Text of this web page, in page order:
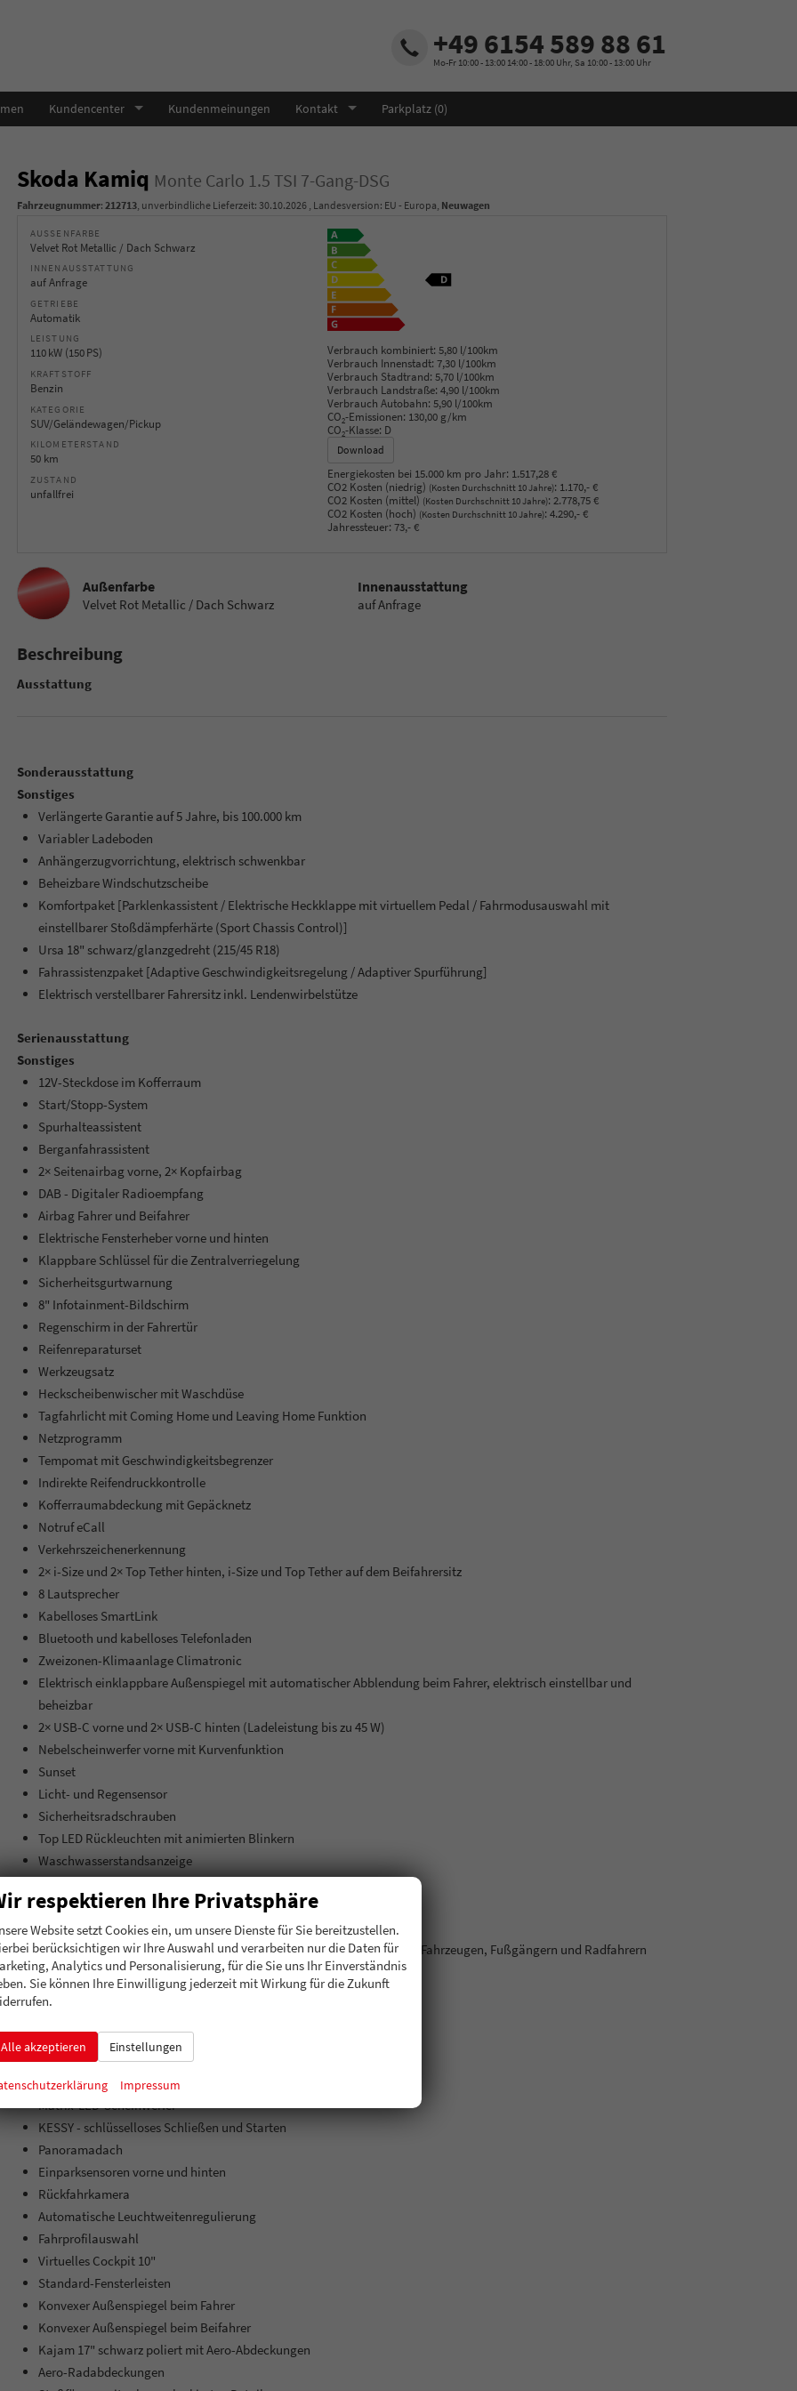
+49 6154 589 88 61
Mo-Fr 10:00 - 13:00 14:00 - 18:00 Uhr, Sa 10:00 - 13:00 Uhr
Kundencenter Kundenmeinungen Kontakt Parkplatz (0)
Skoda Kamiq Monte Carlo 1.5 TSI 7-Gang-DSG
Fahrzeugnummer: 212713, unverbindliche Lieferzeit: 30.10.2026, Landesversion: EU - Europa, Neuwagen
AUSSENFARBE
Velvet Rot Metallic / Dach Schwarz
INNENAUSSTATTUNG
auf Anfrage
GETRIEBE
Automatik
LEISTUNG
110 kW (150 PS)
KRAFTSTOFF
Benzin
KATEGORIE
SUV/Geländewagen/Pickup
KILOMETERSTAND
50 km
ZUSTAND
unfallfrei
Verbrauch kombiniert: 5,80 l/100km
Verbrauch Innenstadt: 7,30 l/100km
Verbrauch Stadtrand: 5,70 l/100km
Verbrauch Landstraße: 4,90 l/100km
Verbrauch Autobahn: 5,90 l/100km
CO2-Emissionen: 130,00 g/km
CO2-Klasse: D
Download
Energiekosten bei 15.000 km pro Jahr: 1.517,28 €
CO2 Kosten (niedrig) (Kosten Durchschnitt 10 Jahre): 1.170,- €
CO2 Kosten (mittel) (Kosten Durchschnitt 10 Jahre): 2.778,75 €
CO2 Kosten (hoch) (Kosten Durchschnitt 10 Jahre): 4.290,- €
Jahressteuer: 73,- €
Außenfarbe
Velvet Rot Metallic / Dach Schwarz
Innenausstattung
auf Anfrage
Beschreibung
Ausstattung
Sonderausstattung
Sonstiges
Verlängerte Garantie auf 5 Jahre, bis 100.000 km
Variabler Ladeboden
Anhängerzugvorrichtung, elektrisch schwenkbar
Beheizbare Windschutzscheibe
Komfortpaket [Parklenkassistent / Elektrische Heckklappe mit virtuellem Pedal / Fahrmodusauswahl mit
einstellbarer Stoßdämpferhärte (Sport Chassis Control)]
Ursa 18" schwarz/glanzgedreht (215/45 R18)
Fahrassistenzpaket [Adaptive Geschwindigkeitsregelung / Adaptiver Spurführung]
Elektrisch verstellbarer Fahrersitz inkl. Lendenwirbelstütze
Serienausstattung
Sonstiges
12V-Steckdose im Kofferraum
Start/Stopp-System
Spurhalteassistent
Berganfahrassistent
2× Seitenairbag vorne, 2× Kopfairbag
DAB - Digitaler Radioempfang
Airbag Fahrer und Beifahrer
Elektrische Fensterheber vorne und hinten
Klappbare Schlüssel für die Zentralverriegelung
Sicherheitsgurtwarnung
8" Infotainment-Bildschirm
Regenschirm in der Fahrertür
Reifenreparaturset
Werkzeugsatz
Heckscheibenwischer mit Waschdüse
Tagfahrlicht mit Coming Home und Leaving Home Funktion
Netzprogramm
Tempomat mit Geschwindigkeitsbegrenzer
Indirekte Reifendruckkontrolle
Kofferraumabdeckung mit Gepäcknetz
Notruf eCall
Verkehrszeichenerkennung
2× i-Size und 2× Top Tether hinten, i-Size und Top Tether auf dem Beifahrersitz
8 Lautsprecher
Kabelloses SmartLink
Bluetooth und kabelloses Telefonladen
Zweizonen-Klimaanlage Climatronic
Elektrisch einklappbare Außenspiegel mit automatischer Abblendung beim Fahrer, elektrisch einstellbar und
beheizbar
2× USB-C vorne und 2× USB-C hinten (Ladeleistung bis zu 45 W)
Nebelscheinwerfer vorne mit Kurvenfunktion
Sunset
Licht- und Regensensor
Sicherheitsradschrauben
Top LED Rückleuchten mit animierten Blinkern
Waschwasserstandsanzeige
Cargo-Elemente
Beheizbare Vordersitze
Ablagefach vor dem Beifahrer
Front Assist - mit Warnung und Bremsung bei drohender Kollision mit Fahrzeugen, Fußgängern und Radfahrern
Parkticket-Halter an der Windschutzscheibe
Eiskratzer im Tankdeckel
Einton-Sirene
USB-C am Innenspiegel
Alarmanlage
Matrix-LED-Scheinwerfer
KESSY - schlüsselloses Schließen und Starten
Panoramadach
Einparksensoren vorne und hinten
Rückfahrkamera
Automatische Leuchtweitenregulierung
Fahrprofilauswahl
Virtuelles Cockpit 10"
Standard-Fensterleisten
Konvexer Außenspiegel beim Fahrer
Konvexer Außenspiegel beim Beifahrer
Kajam 17" schwarz poliert mit Aero-Abdeckungen
Aero-Radabdeckungen
respektieren Ihre Privatsphäre
Website setzt Cookies ein, um unsere Dienste für Sie bereitzustellen.
berücksichtigen wir Ihre Auswahl und verarbeiten nur die Daten für
Analytics und Personalisierung, für die Sie uns Ihr Einverständnis
Sie können Ihre Einwilligung jederzeit mit Wirkung für die Zukunft
Alle akzeptieren Einstellungen
Impressum